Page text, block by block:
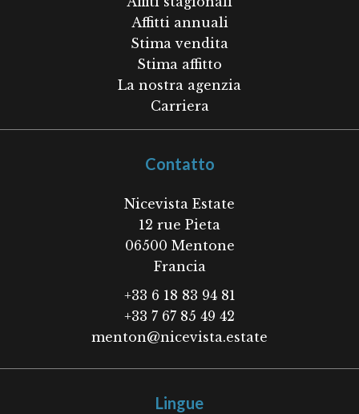
Affitti annuali
Stima vendita
Stima affitto
La nostra agenzia
Carriera
Contatto
Nicevista Estate
12 rue Pieta
06500 Mentone
Francia
+33 6 18 83 94 81
+33 7 67 85 49 42
menton@nicevista.estate
Lingue